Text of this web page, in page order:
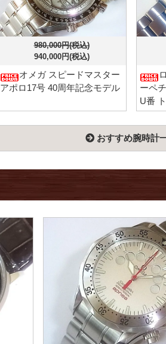
980,000円(税込)
940,000円(税込)
オメガ スピードマスター
アポロ17号 40周年記念モデル
ーペ
U番
おすすめ腕時計